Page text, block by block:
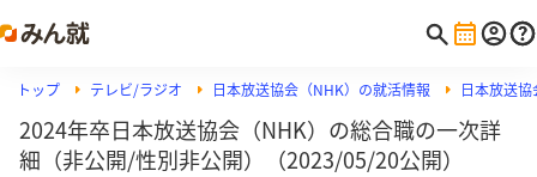
トップ テレビ/ラジオ 日本放送協会（NHK）の就活情報 日本放送
2024年卒日本放送協会（NHK）の総合職の一次詳
細（非公開/性別非公開）（2023/05/20公開）